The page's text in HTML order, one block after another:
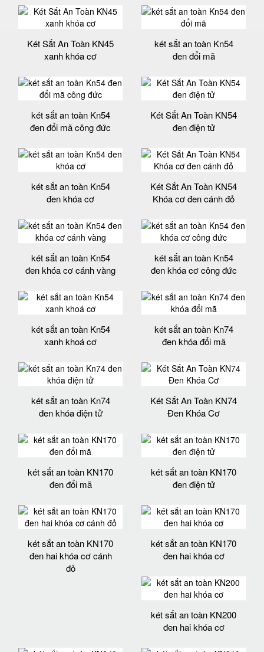
Két Sắt An Toàn KN45
xanh khóa cơ
két sắt an toàn Kn54
đen đổi mã
két sắt an toàn Kn54
đen đổi mã công đức
Két Sắt An Toàn KN54
đen điện tử
két sắt an toàn Kn54
đen khóa cơ
Két Sắt An Toàn KN54
Khóa cơ đen cánh đỏ
két sắt an toàn Kn54
đen khóa cơ cánh vàng
két sắt an toàn Kn54
đen khóa cơ công đức
két sắt an toàn Kn54
xanh khoá cơ
két sắt an toàn Kn74
đen khóa đổi mã
két sắt an toàn Kn74
đen khóa điện tử
Két Sắt An Toàn KN74
Đen Khóa Cơ
két sắt an toàn KN170
đen đổi mã
két sắt an toàn KN170
đen điện tử
két sắt an toàn KN170
đen hai khóa cơ cánh
đỏ
két sắt an toàn KN170
đen hai khóa cơ
két sắt an toàn KN200
đen hai khóa cơ